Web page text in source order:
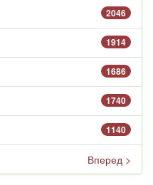
2046
1914
1686
1740
1140
Вперед >